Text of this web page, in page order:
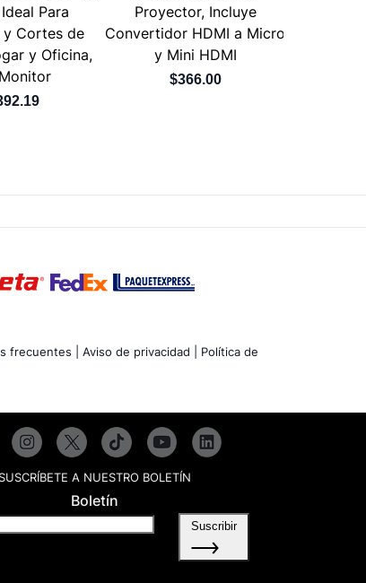
Para
y Cortes de
y Oficina,
Proyector, Incluye
Convertidor HDMI a Micro
y Mini HDMI
$366.00
frecuentes | Aviso de privacidad |
Política de
SUSCRÍBETE A NUESTRO BOLETÍN
Boletín
Suscribir